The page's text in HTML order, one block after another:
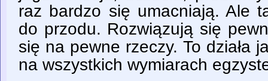
raz bardzo się umacniają. Ale
do przodu. Rozwiązują się
się na pewne rzeczy. To działa
na wszystkich wymiarach